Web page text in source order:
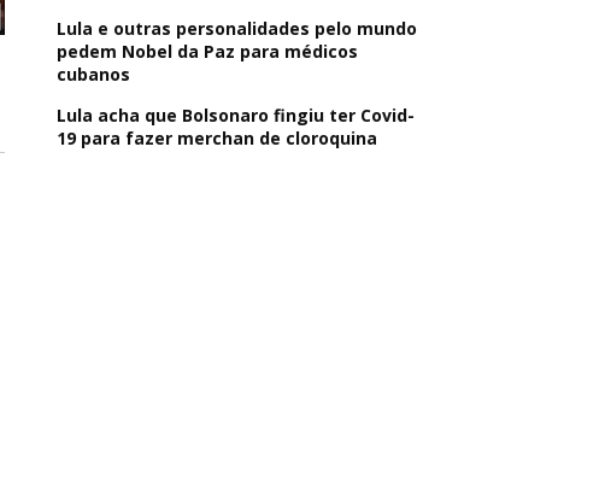
Lula e outras personalidades pelo mundo
pedem Nobel da Paz para médicos
cubanos
Lula acha que Bolsonaro fingiu ter Covid-
19 para fazer merchan de cloroquina